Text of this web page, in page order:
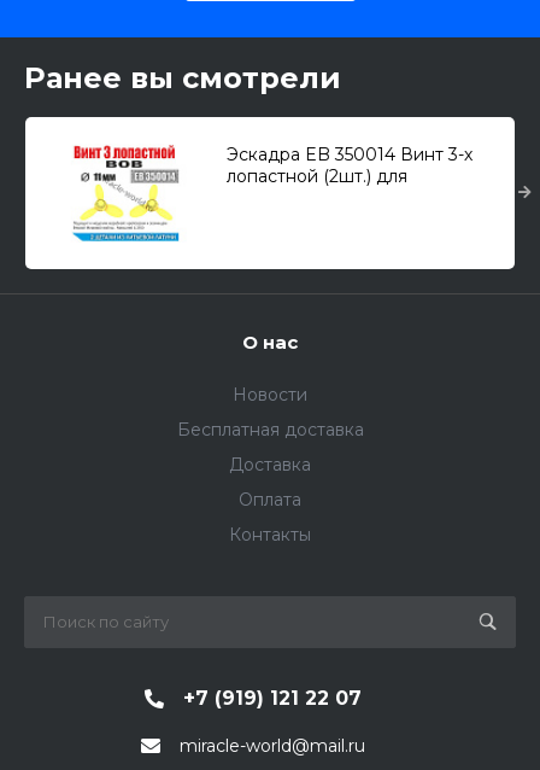
Ранее вы смотрели
Эскадра EB 350014 Винт 3-х
лопастной (2шт.) для
О нас
Новости
Бесплатная доставка
Доставка
Оплата
Контакты
+7 (919) 121 22 07
miracle-world@mail.ru